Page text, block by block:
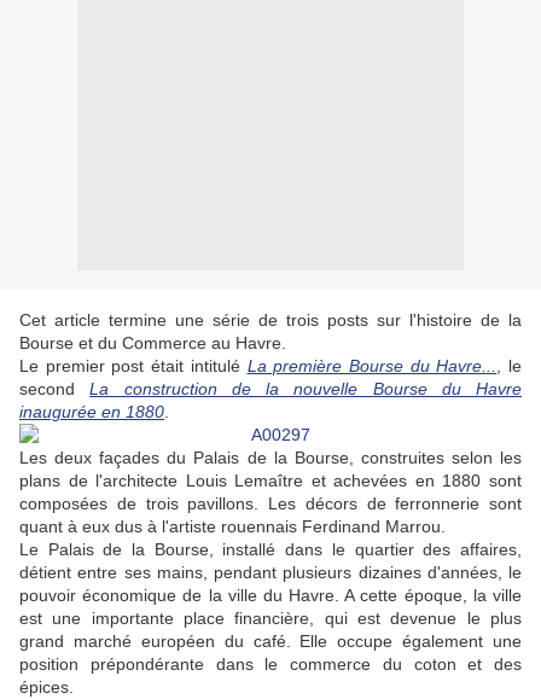
Cet article termine une série de trois posts sur l'histoire de la
Bourse et du Commerce au Havre.
Le premier post était intitulé La première Bourse du Havre...
, le
second
La construction de la nouvelle Bourse du Havre
inaugurée en 1880
Les deux façades du Palais de la Bourse, construites selon les
plans de l'architecte Louis Lemaître et achevées en 1880 sont
composées de trois pavillons. Les décors de ferronnerie sont
quant à eux dus à l'artiste rouennais Ferdinand Marrou.
Le Palais de la Bourse, installé dans le quartier des affaires,
détient entre ses mains, pendant plusieurs dizaines d'années, le
pouvoir économique de la ville du Havre. A cette époque, la ville
est une importante place financière, qui est devenue le plus
grand marché européen du café. Elle occupe également une
position prépondérante dans le commerce du coton et des
épices.